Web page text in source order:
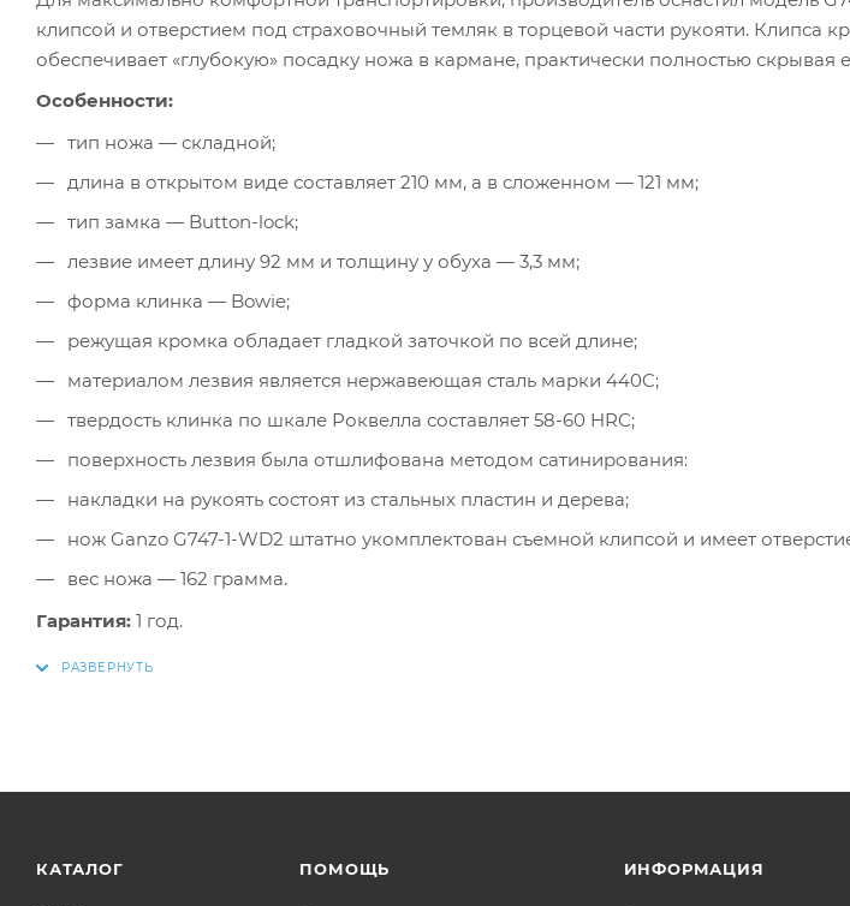
клипсой и отверстием под страховочный темляк в торцевой части рукояти. Клипса
обеспечивает «глубокую» посадку ножа в кармане, практически полностью скрывая
Особенности:
тип ножа — складной;
длина в открытом виде составляет 210 мм, а в сложенном — 121 мм;
тип замка — Button-lock;
лезвие имеет длину 92 мм и толщину у обуха — 3,3 мм;
форма клинка — Bowie;
режущая кромка обладает гладкой заточкой по всей длине;
материалом лезвия является нержавеющая сталь марки 440C;
твердость клинка по шкале Роквелла составляет 58-60 HRC;
поверхность лезвия была отшлифована методом сатинирования:
накладки на рукоять состоят из стальных пластин и дерева;
нож Ganzo G747-1-WD2 штатно укомплектован съемной клипсой и имеет
вес ножа — 162 грамма.
Гарантия: 1 год.
КАТАЛОГ ПОМОЩЬ ИНФОРМАЦИЯ